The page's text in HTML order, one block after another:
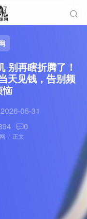
别再瞎折腾了！
天见钱，告别频
恼
2026-05-31
0
正文